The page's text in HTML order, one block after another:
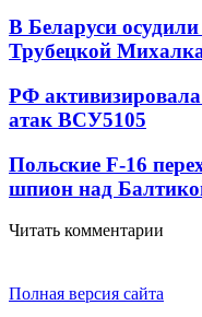
В Беларуси
Трубецкой
РФ
атак ВСУ5105
Польские F-16
шпион над
Читать комментарии
Полная версия сайта